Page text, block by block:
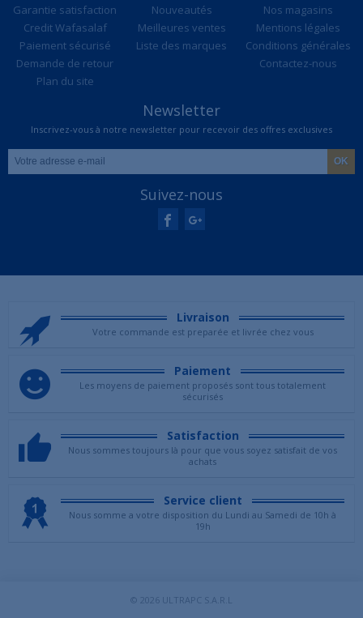
Garantie satisfaction
Credit Wafasalaf
Paiement sécurisé
Demande de retour
Plan du site
Nouveautés
Meilleures ventes
Liste des marques
Nos magasins
Mentions légales
Conditions générales
Contactez-nous
Newsletter
Inscrivez-vous à notre newsletter pour recevoir des offres exclusives
Suivez-nous
Livraison
Votre commande est preparée et livrée chez vous
Paiement
Les moyens de paiement proposés sont tous totalement
sécurisés
Satisfaction
Nous sommes toujours là pour que vous soyez satisfait de vos
achats
Service client
Nous somme a votre disposition du Lundi au Samedi de 10h à
19h
© 2026 ULTRAPC S.A.R.L